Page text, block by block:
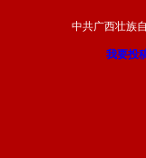
中共广西壮族
我要投